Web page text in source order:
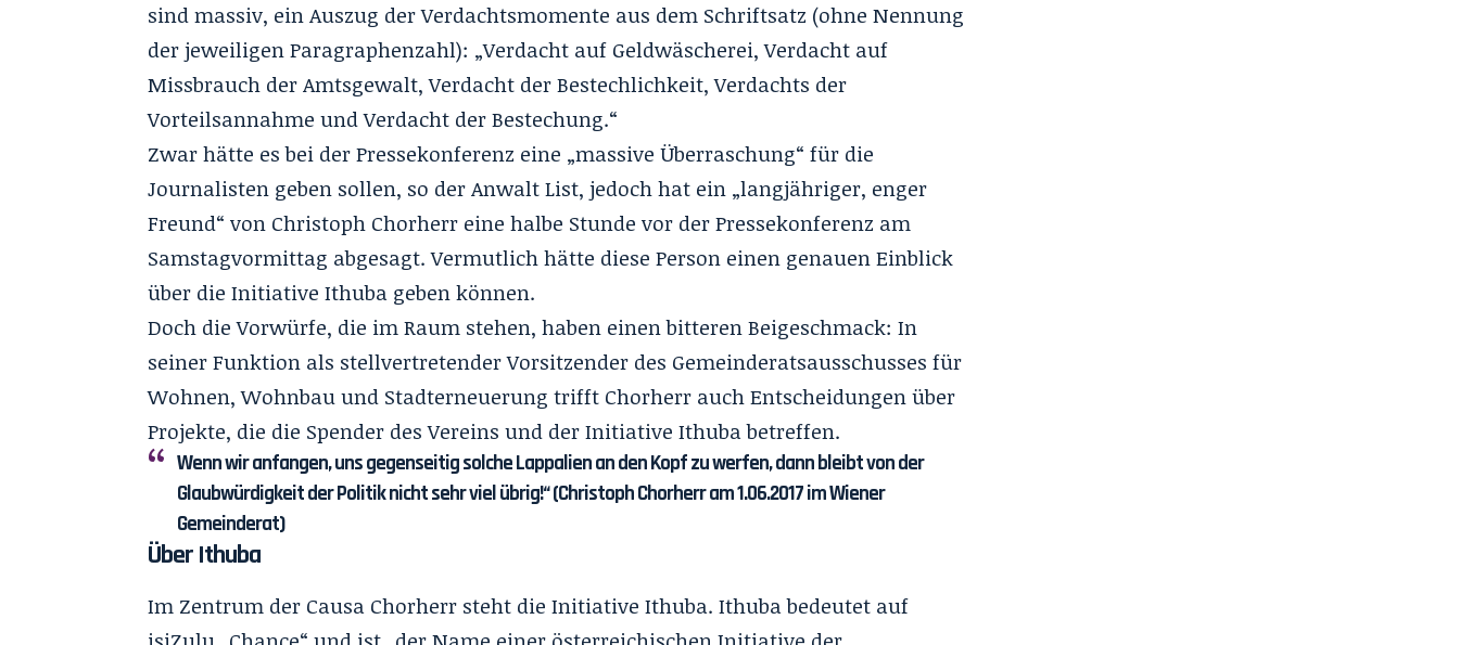
sind massiv, ein Auszug der Verdachtsmomente aus dem Schriftsatz (ohne Nennung
der jeweiligen Paragraphenzahl): „Verdacht auf Geldwäscherei, Verdacht auf
Missbrauch der Amtsgewalt, Verdacht der Bestechlichkeit, Verdachts der
Vorteilsannahme und Verdacht der Bestechung.“
Zwar hätte es bei der Pressekonferenz eine „massive Überraschung“ für die
Journalisten geben sollen, so der Anwalt List, jedoch hat ein „langjähriger, enger
Freund“ von Christoph Chorherr eine halbe Stunde vor der Pressekonferenz am
Samstagvormittag abgesagt. Vermutlich hätte diese Person einen genauen Einblick
über die Initiative Ithuba geben können.
Doch die Vorwürfe, die im Raum stehen, haben einen bitteren Beigeschmack: In
seiner Funktion als stellvertretender Vorsitzender des Gemeinderatsausschusses für
Wohnen, Wohnbau und Stadterneuerung trifft Chorherr auch Entscheidungen über
Projekte, die die Spender des Vereins und der Initiative Ithuba betreffen.
Wenn wir anfangen, uns gegenseitig solche Lappalien an den Kopf zu werfen, dann bleibt von der
Glaubwürdigkeit der Politik nicht sehr viel übrig!“ (ChristophChorherram 1.06.2017 im Wiener
Gemeinderat)
Über Ithuba
Im Zentrum der Causa Chorherr steht die Initiative Ithuba. Ithuba bedeutet auf